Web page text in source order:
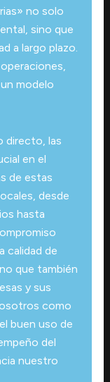
no solo
sino que
a largo plazo.
modelo
directo, las
en el
de estas
desde
hasta
calidad de
que también
y sus
como
buen uso de
del
nuestro